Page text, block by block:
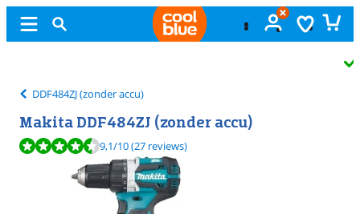
DDF484ZJ (zonder accu)
Makita DDF484ZJ (zonder accu)
Beoordeling is 9,1 van de 10, gebaseerd op 27 reviews.
9,1/10(27 reviews)